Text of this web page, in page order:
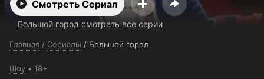
Смотреть Сериал
Большой город смотреть все серии
Главная / Сериалы / Большой город
Шоу 18+